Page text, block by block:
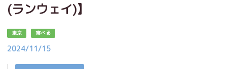
(ランウェイ)】
東京 食べる
2024/11/15